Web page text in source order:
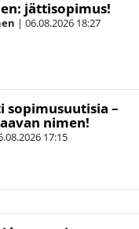
jättisopimus!
| 06.08.2026 18:27
sopimusuutisia –
nimen!
17:15